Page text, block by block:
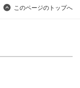
このページのトップへ